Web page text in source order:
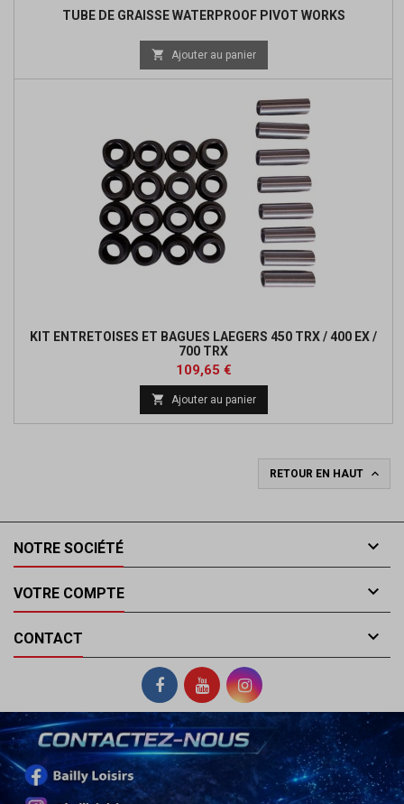
TUBE DE GRAISSE WATERPROOF PIVOT WORKS
 Ajouter au panier
KIT ENTRETOISES ET BAGUES LAEGERS 450 TRX / 400 EX /
700 TRX
Prix
109,65 €Prix
de
base
 Ajouter au panier
RETOUR EN HAUT 
NOTRE SOCIÉTÉ 
VOTRE COMPTE 
CONTACT 